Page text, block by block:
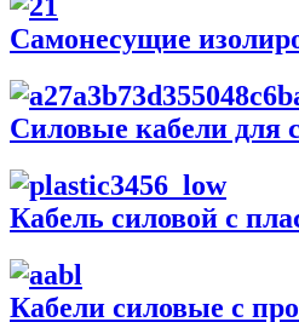
Самонесущие
Силовые кабели для
Кабель силовой с
Кабели силовые с